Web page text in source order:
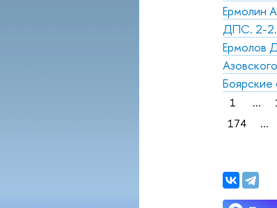
Ермолин
ДПС. 2-2.
Ермолов
1 ...
174
...